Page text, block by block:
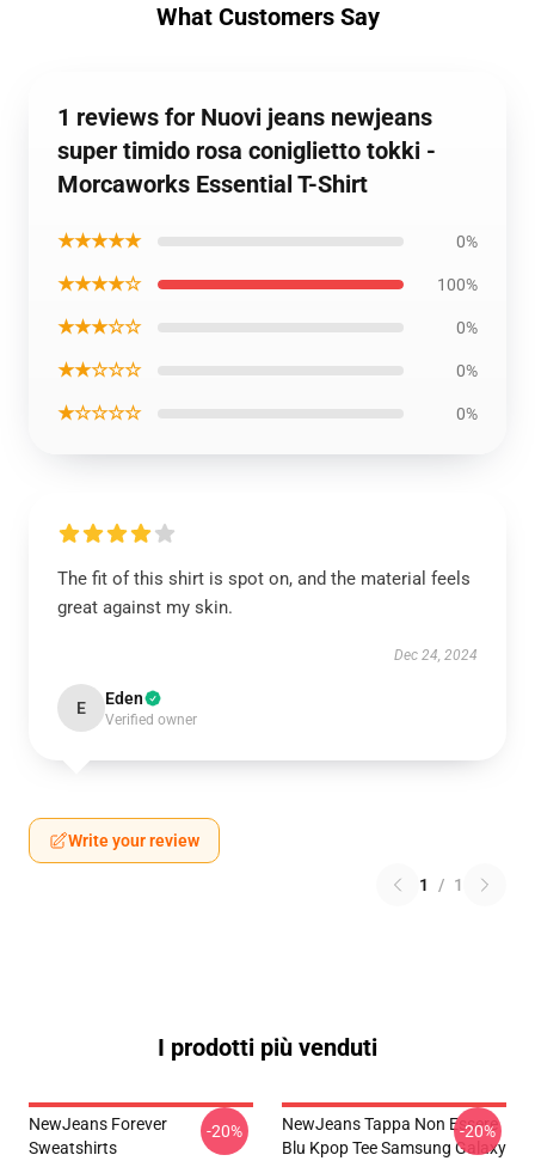
What Customers Say
1 reviews for Nuovi jeans newjeans
super timido rosa coniglietto tokki -
Morcaworks Essential T-Shirt
★★★★★ 0%
★★★★☆ 100%
★★★☆☆ 0%
★★☆☆☆ 0%
★☆☆☆☆ 0%
The fit of this shirt is spot on, and the material feels
great against my skin.
Dec 24, 2024
E Eden
Verified owner
Write your review
1 / 1
I prodotti più venduti
NewJeans Forever
Sweatshirts
-20%
NewJeans Tappa Non Essere
Blu Kpop Tee Samsung Galaxy
-20%